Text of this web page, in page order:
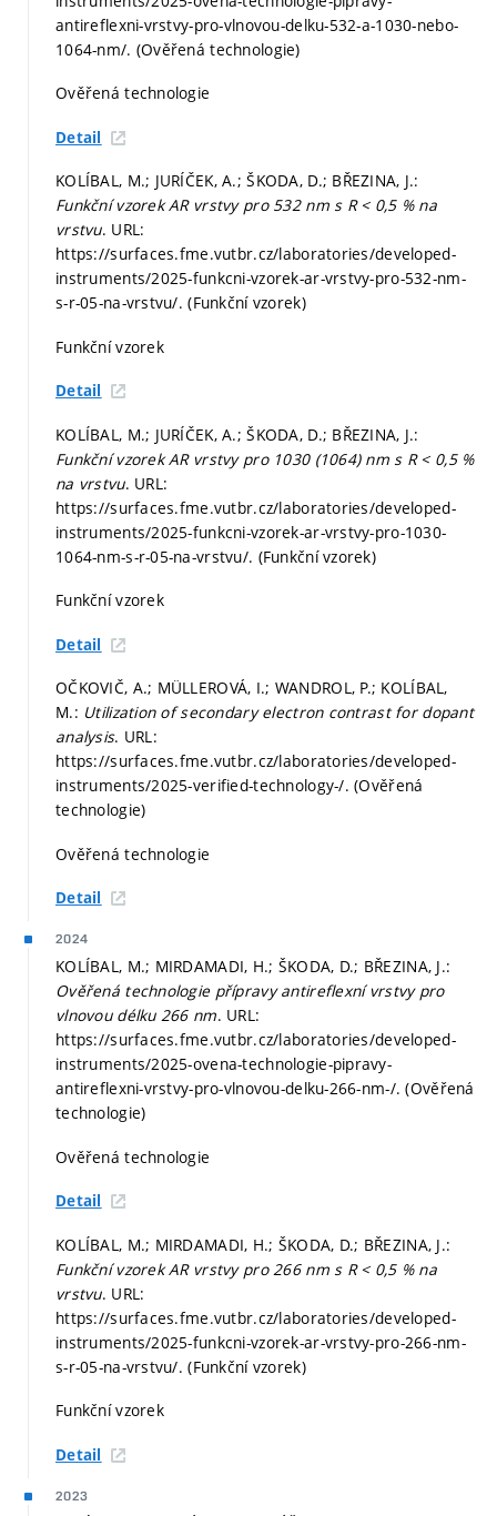
antireflexni-vrstvy-pro-vlnovou-delku-532-a-1030-nebo-
1064-nm/. (Ověřená technologie)
Ověřená technologie
Detail
KOLÍBAL, M.; JURÍČEK, A.; ŠKODA, D.; BŘEZINA, J.:
Funkční vzorek AR vrstvy pro 532 nm s R < 0,5 % na
vrstvu. URL:
https://surfaces.fme.vutbr.cz/laboratories/developed-
instruments/2025-funkcni-vzorek-ar-vrstvy-pro-532-nm-
s-r-05-na-vrstvu/. (Funkční vzorek)
Funkční vzorek
Detail
KOLÍBAL, M.; JURÍČEK, A.; ŠKODA, D.; BŘEZINA, J.:
Funkční vzorek AR vrstvy pro 1030 (1064) nm s R < 0,5 %
na vrstvu. URL:
https://surfaces.fme.vutbr.cz/laboratories/developed-
instruments/2025-funkcni-vzorek-ar-vrstvy-pro-1030-
1064-nm-s-r-05-na-vrstvu/. (Funkční vzorek)
Funkční vzorek
Detail
OČKOVIČ, A.; MÜLLEROVÁ, I.; WANDROL, P.; KOLÍBAL,
M.: Utilization of secondary electron contrast for dopant
analysis. URL:
https://surfaces.fme.vutbr.cz/laboratories/developed-
instruments/2025-verified-technology-/. (Ověřená
technologie)
Ověřená technologie
Detail
2024
KOLÍBAL, M.; MIRDAMADI, H.; ŠKODA, D.; BŘEZINA, J.:
Ověřená technologie přípravy antireflexní vrstvy pro
vlnovou délku 266 nm. URL:
https://surfaces.fme.vutbr.cz/laboratories/developed-
instruments/2025-ovena-technologie-pipravy-
antireflexni-vrstvy-pro-vlnovou-delku-266-nm-/. (Ověřená
technologie)
Ověřená technologie
Detail
KOLÍBAL, M.; MIRDAMADI, H.; ŠKODA, D.; BŘEZINA, J.:
Funkční vzorek AR vrstvy pro 266 nm s R < 0,5 % na
vrstvu. URL:
https://surfaces.fme.vutbr.cz/laboratories/developed-
instruments/2025-funkcni-vzorek-ar-vrstvy-pro-266-nm-
s-r-05-na-vrstvu/. (Funkční vzorek)
Funkční vzorek
Detail
2023